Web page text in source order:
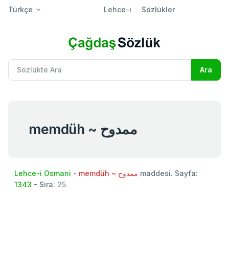
Türkçe Lehce-i Sözlükler
memdüh ~ ممدوح
Lehce-i Osmani - memdüh ~ ممدوح maddesi. Sayfa:
1343 - Sira: 25